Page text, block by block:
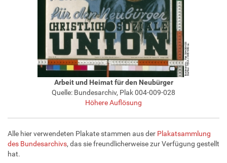
Arbeit und Heimat für den Neubürger
Quelle: Bundesarchiv, Plak 004-009-028
Höhere Auflösung
Alle hier verwendeten Plakate stammen aus der Plakatsammlung
des Bundesarchivs, das sie freundlicherweise zur Verfügung gestellt
hat.